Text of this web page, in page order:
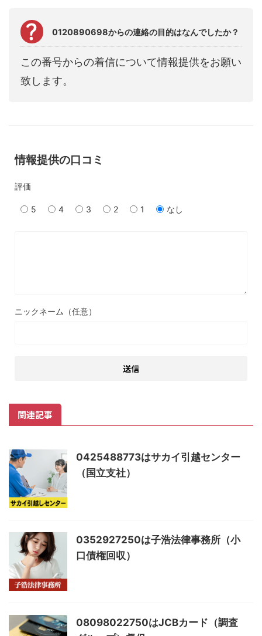
0120890698からの連絡の目的はなんでしたか？
この番号からの着信について情報提供をお願い
致します。
情報提供の口コミ
評価
5 4 3 2 1 なし
ニックネーム（任意）
関連記事
0425488773はサカイ引越センター
（国立支社）
0352927250は子浩法律事務所（小
口債権回収）
08098022750はJCBカード（調査